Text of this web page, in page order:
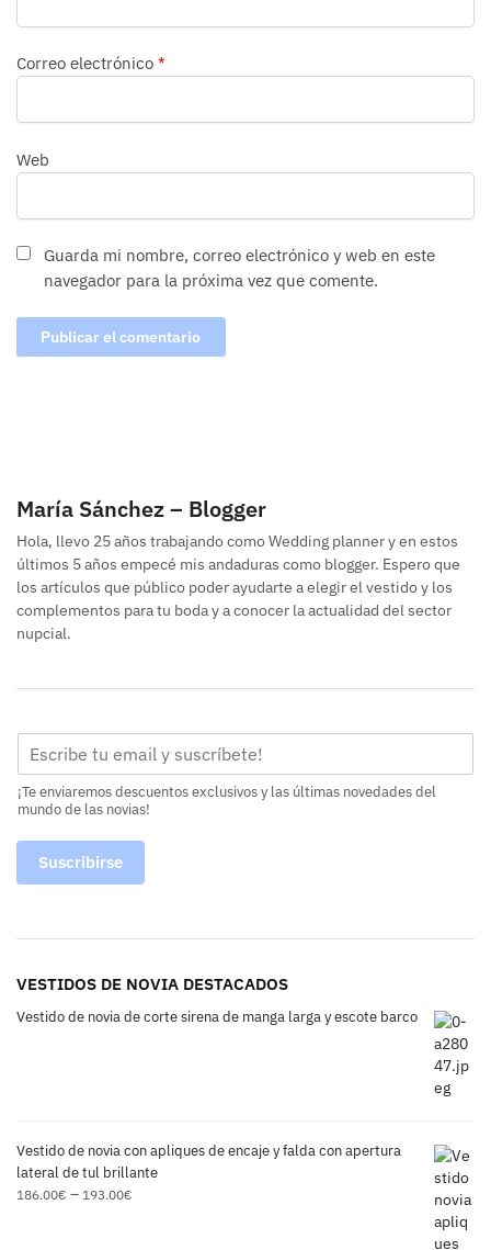
Correo electrónico *
Web
Guarda mi nombre, correo electrónico y web en este
navegador para la próxima vez que comente.
María Sánchez – Blogger
Hola, llevo 25 años trabajando como Wedding planner y en estos
últimos 5 años empecé mis andaduras como blogger. Espero que
los artículos que público poder ayudarte a elegir el vestido y los
complementos para tu boda y a conocer la actualidad del sector
nupcial.
¡Te enviaremos descuentos exclusivos y las últimas novedades del
mundo de las novias!
Suscribirse
VESTIDOS DE NOVIA DESTACADOS
Vestido de novia de corte sirena de manga larga y escote barco
Vestido de novia con apliques de encaje y falda con apertura
lateral de tul brillante
186.00€ – 193.00€